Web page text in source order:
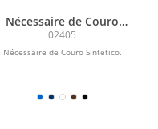
Nécessaire de Couro
Sintético
02405
Nécessaire de Couro Sintético.